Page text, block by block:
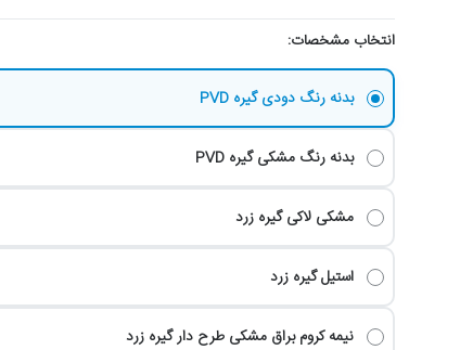
انتخاب مشخصات:
بدنه رنگ دودی گیره PVD
بدنه رنگ مشکی گیره PVD
مشکی لاکی گیره زرد
استیل گیره زرد
نیمه کروم براق مشکی طرح دار گیره زرد